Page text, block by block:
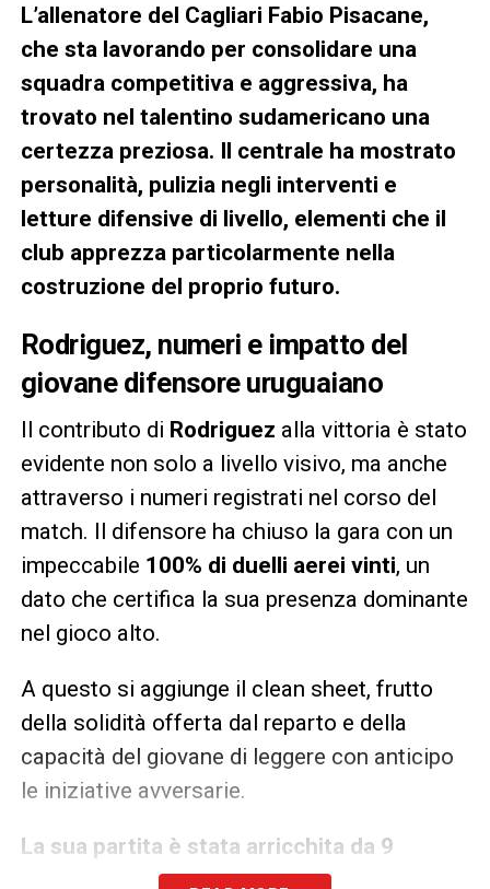
L’allenatore del Cagliari Fabio Pisacane,
che sta lavorando per consolidare una
squadra competitiva e aggressiva, ha
trovato nel talentino sudamericano una
certezza preziosa. Il centrale ha mostrato
personalità, pulizia negli interventi e
letture difensive di livello, elementi che il
club apprezza particolarmente nella
costruzione del proprio futuro.
Rodriguez, numeri e impatto del
giovane difensore uruguaiano
Il contributo di Rodriguez alla vittoria è stato
evidente non solo a livello visivo, ma anche
attraverso i numeri registrati nel corso del
match. Il difensore ha chiuso la gara con un
impeccabile 100% di duelli aerei vinti, un
dato che certifica la sua presenza dominante
nel gioco alto.
A questo si aggiunge il clean sheet, frutto
della solidità offerta dal reparto e della
capacità del giovane di leggere con anticipo
le iniziative avversarie.
La sua partita è stata arricchita da 9
spazzate decisive, fondamentali per